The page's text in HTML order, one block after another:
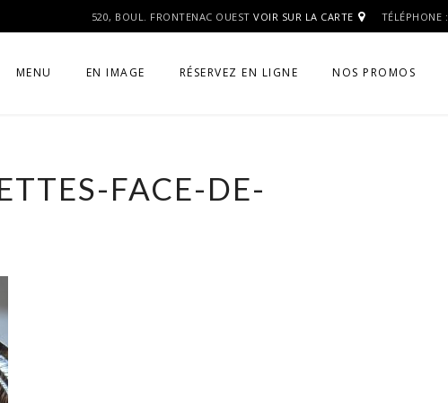
520, BOUL. FRONTENAC OUEST VOIR SUR LA CARTE TÉLÉPHONE :
MENU EN IMAGE RÉSERVEZ EN LIGNE NOS PROMOS
FACE-DE-